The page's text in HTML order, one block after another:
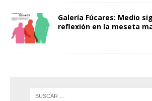
Galería Fúcares: Medio
reflexión en la meseta